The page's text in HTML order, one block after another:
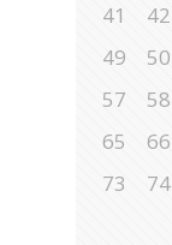
41
42
49
50
57
58
65
66
73
74